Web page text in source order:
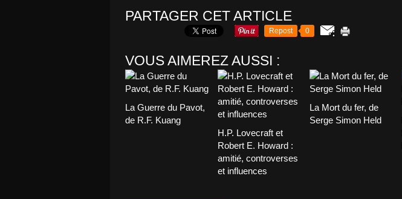
PARTAGER CET ARTICLE
Repost 0
VOUS AIMEREZ AUSSI :
La Guerre du Pavot,
de R.F. Kuang
H.P. Lovecraft et
Robert E. Howard :
amitié, controverses
et influences
La Mort du fer, de
Serge Simon Held